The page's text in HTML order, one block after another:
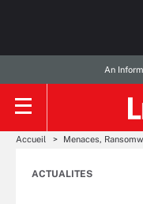
An
Accueil Menaces,
ACTUALITES